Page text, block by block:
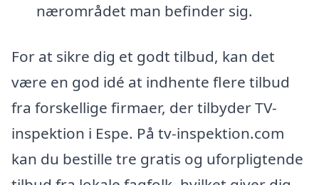
nærområdet man befinder sig.
For at sikre dig et godt tilbud, kan det
være en god idé at indhente flere tilbud
fra forskellige firmaer, der tilbyder TV-
inspektion i Espe. På tv-inspektion.com
kan du bestille tre gratis og uforpligtende